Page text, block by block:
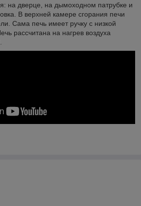
на дверце, на дымоходном патрубке и
В верхней камере сгорания печи
Сама печь имеет ручку с низкой
рассчитана на нагрев воздуха